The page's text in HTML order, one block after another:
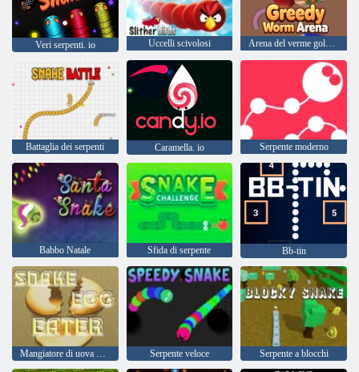
Veri serpenti. io Uccelli scivolosi Arena del verme goloso
Battaglia dei serpenti Caramella. io Serpente moderno
Babbo Natale Sfida di serpente Bb-tin
Serpente veloce Serpente a blocchi